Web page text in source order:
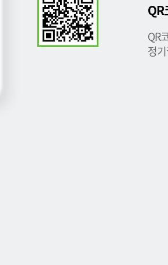
QR
QR
정